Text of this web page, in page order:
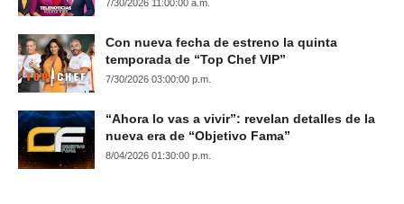
7/30/2026 11:00:00 a.m.
Con nueva fecha de estreno la quinta
temporada de “Top Chef VIP”
7/30/2026 03:00:00 p.m.
“Ahora lo vas a vivir”: revelan detalles de la
nueva era de “Objetivo Fama”
8/04/2026 01:30:00 p.m.